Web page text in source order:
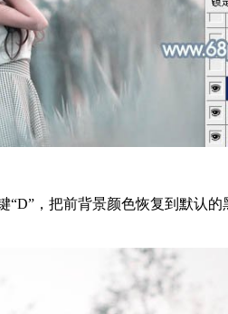
“D”，把前背景颜色恢复到默认